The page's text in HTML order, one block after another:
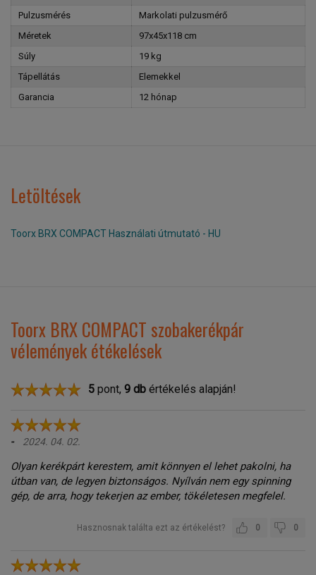
Pulzusmérés
Markolati pulzusmérő
Méretek
97x45x118 cm
Súly
19 kg
Tápellátás
Elemekkel
Garancia
12 hónap
Letöltések
Toorx BRX COMPACT Használati útmutató - HU
Toorx BRX COMPACT szobakerékpár
vélemények étékelések
5 pont, 9 db értékelés alapján!
- 2024. 04. 02.
Olyan kerékpárt kerestem, amit könnyen el lehet pakolni, ha
útban van, de legyen biztonságos. Nyílván nem egy spinning
gép, de arra, hogy tekerjen az ember, tökéletesen megfelel.
Hasznosnak találta ezt az értékelést? 0
0